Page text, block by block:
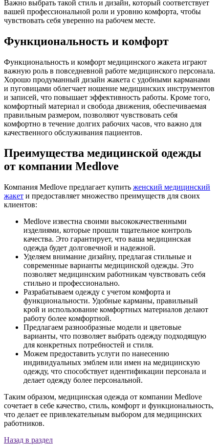
Важно выбрать такой стиль и дизайн, который соответствует
вашей профессиональной роли и уровню комфорта, чтобы
чувствовать себя уверенно на рабочем месте.
Функциональность и комфорт
Функциональность и комфорт медицинского жакета играют
важную роль в повседневной работе медицинского персонала.
Хорошо продуманный дизайн жакета с удобными карманами
и пуговицами облегчает ношение медицинских инструментов
и записей, что повышает эффективность работы. Кроме того,
комфортный материал и свобода движения, обеспечиваемая
правильным размером, позволяют чувствовать себя
комфортно в течение долгих рабочих часов, что важно для
качественного обслуживания пациентов.
Преимущества медицинской одежды
от компании Medlove
Компания Medlove предлагает купить женский медицинский
жакет и предоставляет множество преимуществ для своих
клиентов:
Medlove известна своими высококачественными
изделиями, которые прошли тщательное контроль
качества. Это гарантирует, что ваша медицинская
одежда будет долговечной и надежной.
Уделяем внимание дизайну, предлагая стильные и
современные варианты медицинской одежды. Это
позволяет медицинским работникам чувствовать себя
стильно и профессионально.
Разрабатываем одежду с учетом комфорта и
функциональности. Удобные карманы, правильный
крой и использование комфортных материалов делают
работу более комфортной.
Предлагаем разнообразные модели и цветовые
варианты, что позволяет выбрать одежду подходящую
для конкретных потребностей и стиля.
Можем предоставить услуги по нанесению
индивидуальных эмблем или имен на медицинскую
одежду, что способствует идентификации персонала и
делает одежду более персональной.
Таким образом, медицинская одежда от компании Medlove
сочетает в себе качество, стиль, комфорт и функциональность,
что делает ее привлекательным выбором для медицинских
работников.
Назад в раздел